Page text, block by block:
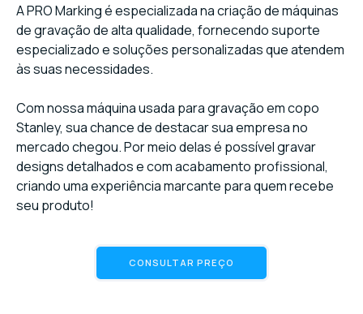
A PRO Marking é especializada na criação de máquinas
de gravação de alta qualidade, fornecendo suporte
especializado e soluções personalizadas que atendem
às suas necessidades.
Com nossa máquina usada para gravação em copo
Stanley, sua chance de destacar sua empresa no
mercado chegou. Por meio delas é possível gravar
designs detalhados e com acabamento profissional,
criando uma experiência marcante para quem recebe
seu produto!
CONSULTAR PREÇO